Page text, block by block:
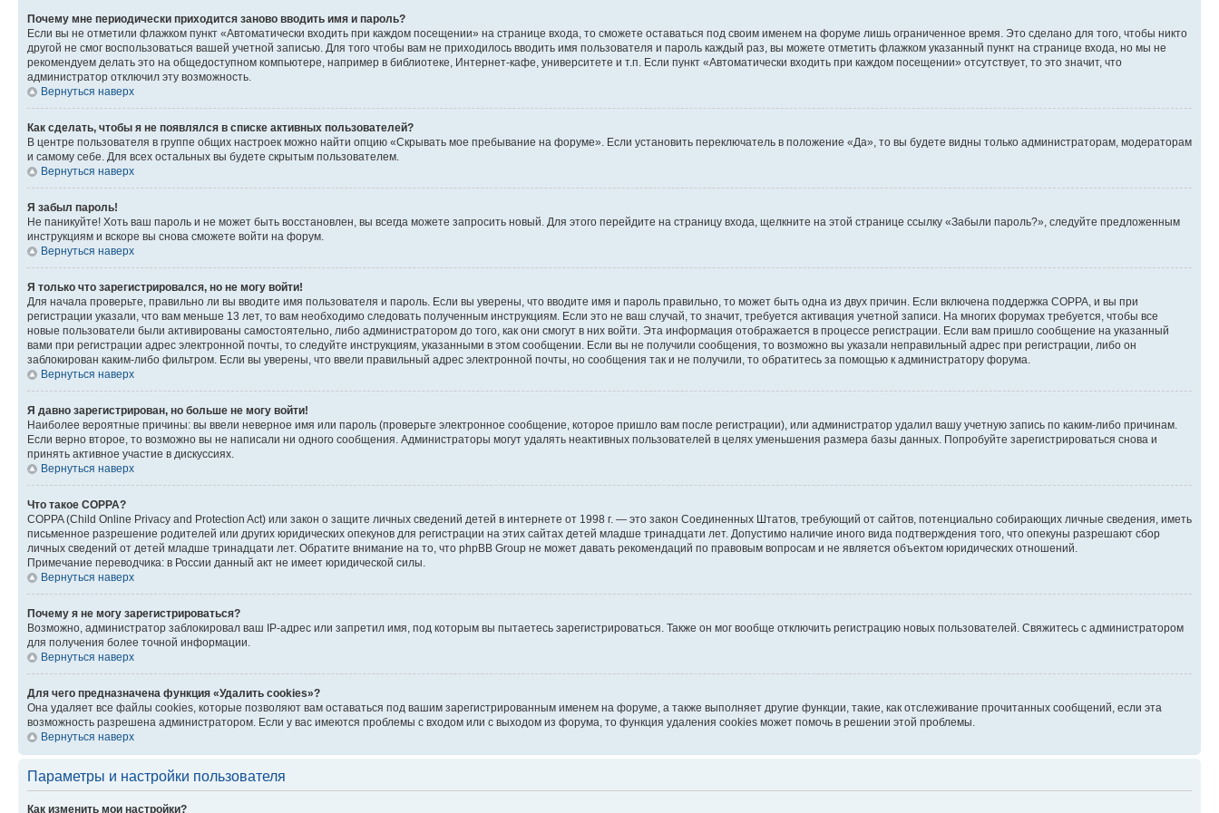
Почему мне периодически приходится заново вводить имя и пароль?
Если вы не отметили флажком пункт «Автоматически входить при каждом посещении» на странице входа, то сможете оставаться под своим именем на форуме лишь ограниченное время. Это сделано для того, чтобы никто
другой не смог воспользоваться вашей учетной записью. Для того чтобы вам не приходилось вводить имя пользователя и пароль каждый раз, вы можете отметить флажком указанный пункт на странице входа, но мы не
рекомендуем делать это на общедоступном компьютере, например в библиотеке, Интернет-кафе, университете и т.п. Если пункт «Автоматически входить при каждом посещении» отсутствует, то это значит, что
администратор отключил эту возможность.
Вернуться наверх
Как сделать, чтобы я не появлялся в списке активных пользователей?
В центре пользователя в группе общих настроек можно найти опцию «Скрывать мое пребывание на форуме». Если установить переключатель в положение «Да», то вы будете видны только администраторам, модераторам
и самому себе. Для всех остальных вы будете скрытым пользователем.
Вернуться наверх
Я забыл пароль!
Не паникуйте! Хоть ваш пароль и не может быть восстановлен, вы всегда можете запросить новый. Для этого перейдите на страницу входа, щелкните на этой странице ссылку «Забыли пароль?», следуйте предложенным
инструкциям и вскоре вы снова сможете войти на форум.
Вернуться наверх
Я только что зарегистрировался, но не могу войти!
Для начала проверьте, правильно ли вы вводите имя пользователя и пароль. Если вы уверены, что вводите имя и пароль правильно, то может быть одна из двух причин. Если включена поддержка COPPA, и вы при
регистрации указали, что вам меньше 13 лет, то вам необходимо следовать полученным инструкциям. Если это не ваш случай, то значит, требуется активация учетной записи. На многих форумах требуется, чтобы все
новые пользователи были активированы самостоятельно, либо администратором до того, как они смогут в них войти. Эта информация отображается в процессе регистрации. Если вам пришло сообщение на указанный
вами при регистрации адрес электронной почты, то следуйте инструкциям, указанными в этом сообщении. Если вы не получили сообщения, то возможно вы указали неправильный адрес при регистрации, либо он
заблокирован каким-либо фильтром. Если вы уверены, что ввели правильный адрес электронной почты, но сообщения так и не получили, то обратитесь за помощью к администратору форума.
Вернуться наверх
Я давно зарегистрирован, но больше не могу войти!
Наиболее вероятные причины: вы ввели неверное имя или пароль (проверьте электронное сообщение, которое пришло вам после регистрации), или администратор удалил вашу учетную запись по каким-либо причинам.
Если верно второе, то возможно вы не написали ни одного сообщения. Администраторы могут удалять неактивных пользователей в целях уменьшения размера базы данных. Попробуйте зарегистрироваться снова и
принять активное участие в дискуссиях.
Вернуться наверх
Что такое COPPA?
COPPA (Child Online Privacy and Protection Act) или закон о защите личных сведений детей в интернете от 1998 г. — это закон Соединенных Штатов, требующий от сайтов, потенциально собирающих личные сведения, иметь
письменное разрешение родителей или других юридических опекунов для регистрации на этих сайтах детей младше тринадцати лет. Допустимо наличие иного вида подтверждения того, что опекуны разрешают сбор
личных сведений от детей младше тринадцати лет. Обратите внимание на то, что phpBB Group не может давать рекомендаций по правовым вопросам и не является объектом юридических отношений.
Примечание переводчика: в России данный акт не имеет юридической силы.
Вернуться наверх
Почему я не могу зарегистрироваться?
Возможно, администратор заблокировал ваш IP-адрес или запретил имя, под которым вы пытаетесь зарегистрироваться. Также он мог вообще отключить регистрацию новых пользователей. Свяжитесь с администратором
для получения более точной информации.
Вернуться наверх
Для чего предназначена функция «Удалить cookies»?
Она удаляет все файлы cookies, которые позволяют вам оставаться под вашим зарегистрированным именем на форуме, а также выполняет другие функции, такие, как отслеживание прочитанных сообщений, если эта
возможность разрешена администратором. Если у вас имеются проблемы с входом или с выходом из форума, то функция удаления cookies может помочь в решении этой проблемы.
Вернуться наверх
Параметры и настройки пользователя
Как изменить мои настройки?